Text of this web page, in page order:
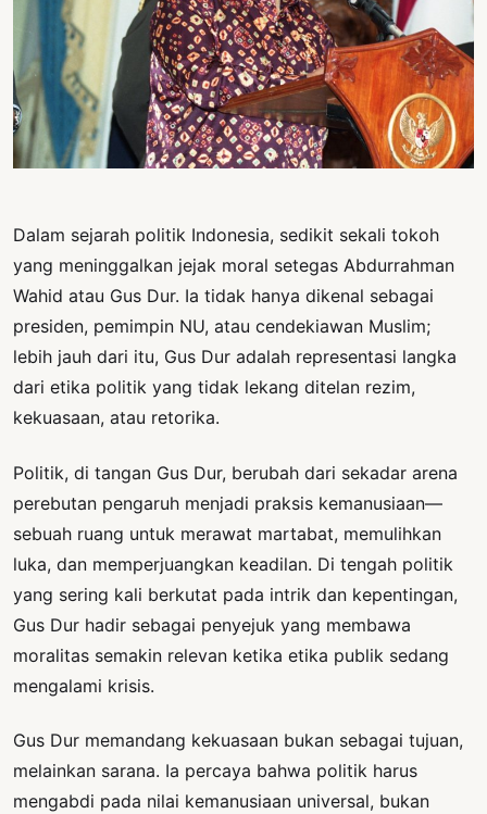
Dalam sejarah politik Indonesia, sedikit sekali tokoh
yang meninggalkan jejak moral setegas Abdurrahman
Wahid atau Gus Dur. Ia tidak hanya dikenal sebagai
presiden, pemimpin NU, atau cendekiawan Muslim;
lebih jauh dari itu, Gus Dur adalah representasi langka
dari etika politik yang tidak lekang ditelan rezim,
kekuasaan, atau retorika.
Politik, di tangan Gus Dur, berubah dari sekadar arena
perebutan pengaruh menjadi praksis kemanusiaan—
sebuah ruang untuk merawat martabat, memulihkan
luka, dan memperjuangkan keadilan. Di tengah politik
yang sering kali berkutat pada intrik dan kepentingan,
Gus Dur hadir sebagai penyejuk yang membawa
moralitas semakin relevan ketika etika publik sedang
mengalami krisis.
Gus Dur memandang kekuasaan bukan sebagai tujuan,
melainkan sarana. Ia percaya bahwa politik harus
mengabdi pada nilai kemanusiaan universal, bukan